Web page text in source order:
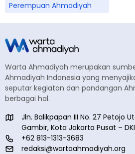
Perempuan Ahmadiyah
Warta Ahmadiyah merupakan
Ahmadiyah Indonesia yang
seputar kegiatan dan pandangan
berbagai hal.
Jln. Balikpapan III No. 27 Petojo
Gambir, Kota Jakarta Pusat –
+62 813-1313-3683
redaksi@wartaahmadiyah.org